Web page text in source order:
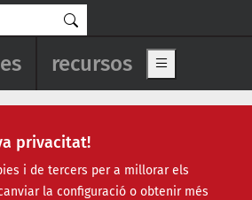
privacitat!
i de tercers per a millorar els
la configuració o obtenir més
principal de
recursos Show main
Dona